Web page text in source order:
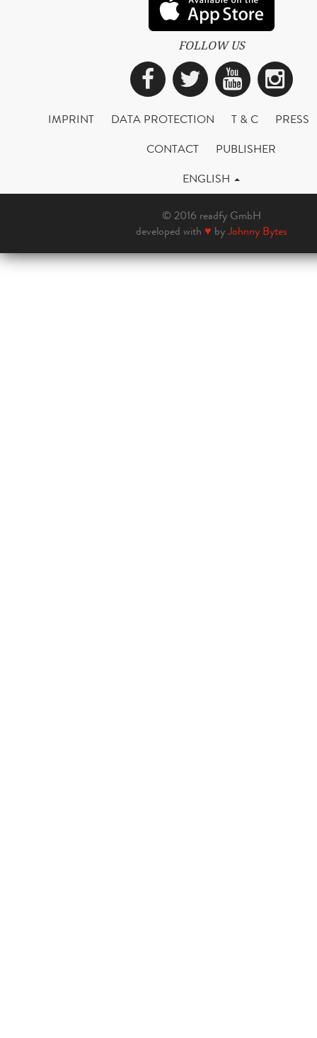
FOLLOW US
Facebook
Twitter
IMPRINT DATA PROTECTION T & C
PRESS
CONTACT
PUBLISHER
ENGLISH
© 2016 readfy GmbH
developed with ♥ byJohnny Bytes